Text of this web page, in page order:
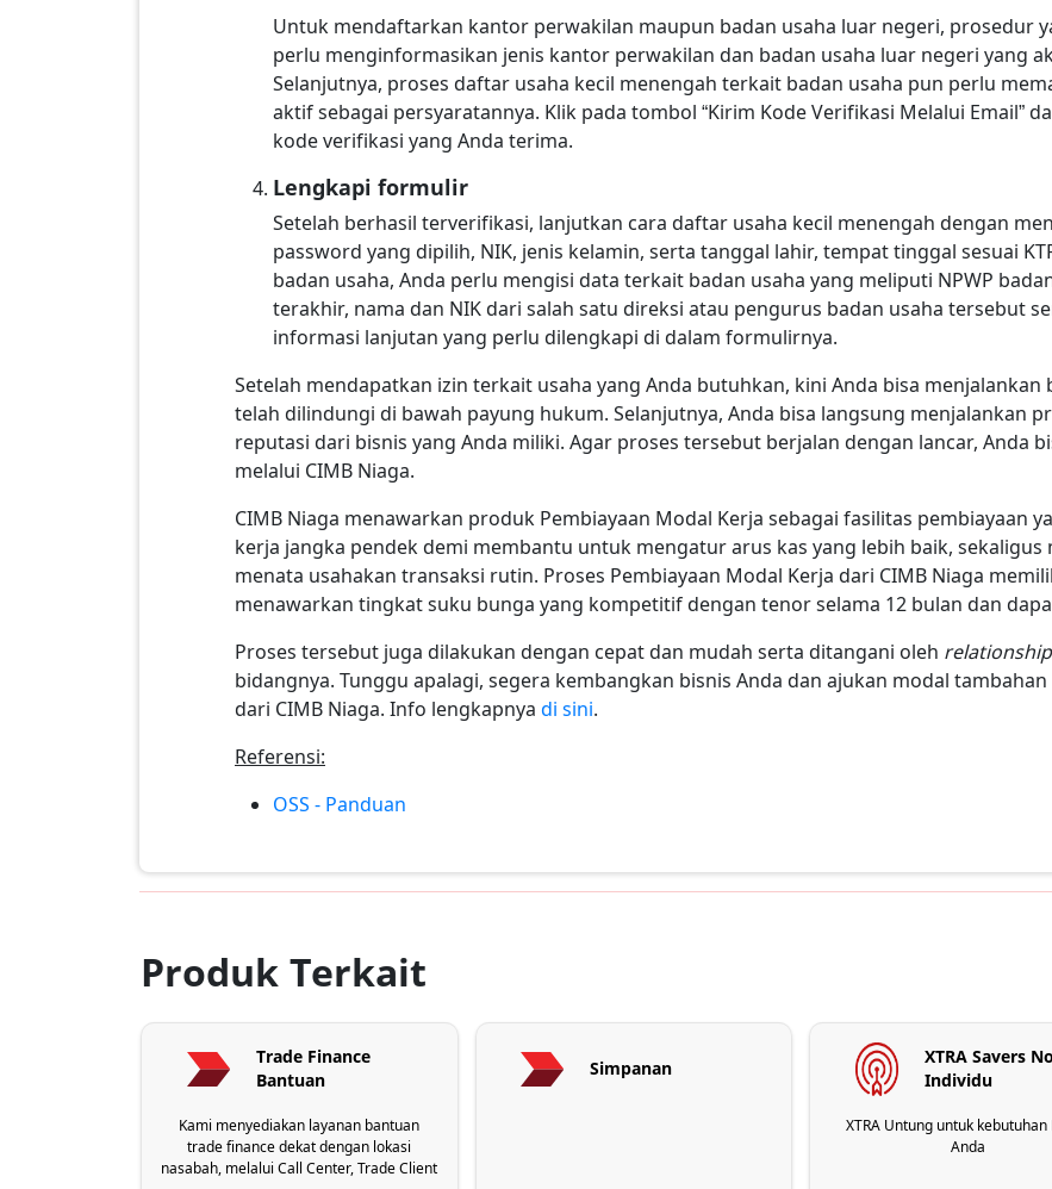
Untuk mendaftarkan kantor perwakilan maupun badan usaha luar negeri, prosedur
perlu menginformasikan jenis kantor perwakilan dan badan usaha luar negeri yang
Selanjutnya, proses daftar usaha kecil menengah terkait badan usaha pun perlu
aktif sebagai persyaratannya. Klik pada tombol “Kirim Kode Verifikasi Melalui Email”
kode verifikasi yang Anda terima.
Lengkapi formulir
Setelah berhasil terverifikasi, lanjutkan cara daftar usaha kecil menengah dengan
password yang dipilih, NIK, jenis kelamin, serta tanggal lahir, tempat tinggal sesuai
badan usaha, Anda perlu mengisi data terkait badan usaha yang meliputi NPWP
terakhir, nama dan NIK dari salah satu direksi atau pengurus badan usaha tersebut
informasi lanjutan yang perlu dilengkapi di dalam formulirnya.
Setelah mendapatkan izin terkait usaha yang Anda butuhkan, kini Anda bisa
telah dilindungi di bawah payung hukum. Selanjutnya, Anda bisa langsung menjalankan
reputasi dari bisnis yang Anda miliki. Agar proses tersebut berjalan dengan lancar, Anda
melalui CIMB Niaga.
CIMB Niaga menawarkan produk Pembiayaan Modal Kerja sebagai fasilitas pembiayaan
kerja jangka pendek demi membantu untuk mengatur arus kas yang lebih baik,
menata usahakan transaksi rutin. Proses Pembiayaan Modal Kerja dari CIMB Niaga
menawarkan tingkat suku bunga yang kompetitif dengan tenor selama 12 bulan dan
Proses tersebut juga dilakukan dengan cepat dan mudah serta ditangani oleh
bidangnya. Tunggu apalagi, segera kembangkan bisnis Anda dan ajukan modal
dari CIMB Niaga. Info lengkapnya di sini.
Referensi:
OSS - Panduan
Produk Terkait
Trade Finance
Bantuan
Kami menyediakan layanan bantuan
trade finance dekat dengan lokasi
nasabah, melalui Call Center, Trade Client
Simpanan
XTRA Savers
Individu
XTRA Untung untuk kebutuhan
Anda